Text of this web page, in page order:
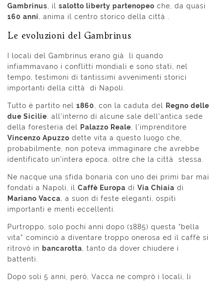
Gambrinus, il salotto liberty partenopeo che, da quasi
160 anni, anima il centro storico della città .
Le evoluzioni del Gambrinus
I locali del Gambrinus erano già lì quando
infiammavano i conflitti mondiali e sono stati, nel
tempo, testimoni di tantissimi avvenimenti storici
importanti della città di Napoli.
Tutto è partito nel 1860, con la caduta del Regno delle
due Sicilie: all’interno di alcune sale dell’antica sede
della foresteria del Palazzo Reale, l’imprenditore
Vincenzo Apuzzo dette vita a questo luogo che,
probabilmente, non poteva immaginare che avrebbe
identificato un’intera epoca, oltre che la città stessa.
Ne nacque una sfida bonaria con uno dei primi bar mai
fondati a Napoli, il Caffè Europa di Via Chiaia di
Mariano Vacca, a suon di feste eleganti, ospiti
importanti e menti eccellenti.
Purtroppo, solo pochi anni dopo (1885) questa “bella
vita” cominciò a diventare troppo onerosa ed il caffè si
ritrovò in bancarotta, tanto da dover chiudere i
battenti.
Dopo soli 5 anni, però, Vacca ne comprò i locali, li